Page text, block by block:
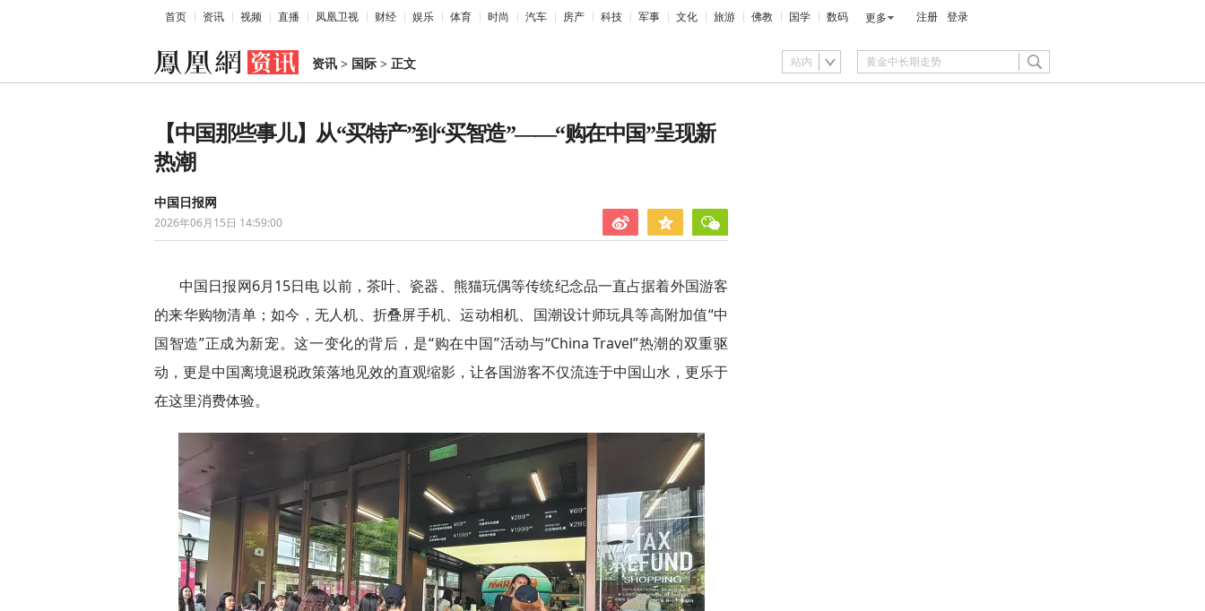
首页 资讯 视频 直播 凤凰卫视 财经 娱乐 体育 时尚 汽车 房产 科技 军事 文化 旅游 佛教 国学 数码 更多 注册 登录
资讯 > 国际 > 正文 站内
【中国那些事儿】从“买特产”到“买智造”——“购在中国”呈现新
热潮
中国日报网
2026年06月15日 14:59:00
中国日报网6月15日电 以前，茶叶、瓷器、熊猫玩偶等传统纪念品一直占据着外国游客
的来华购物清单；如今，无人机、折叠屏手机、运动相机、国潮设计师玩具等高附加值“中
国智造”正成为新宠。这一变化的背后，是“购在中国”活动与“China Travel”热潮的双重驱
动，更是中国离境退税政策落地见效的直观缩影，让各国游客不仅流连于中国山水，更乐于
在这里消费体验。